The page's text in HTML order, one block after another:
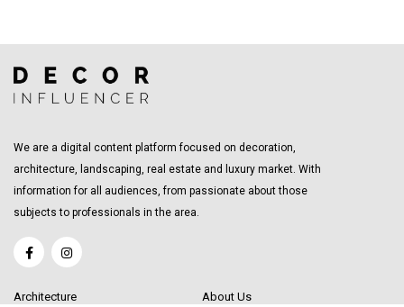
We are a digital content platform focused on decoration,
architecture, landscaping, real estate and luxury market. With
information for all audiences, from passionate about those
subjects to professionals in the area.
Architecture About Us